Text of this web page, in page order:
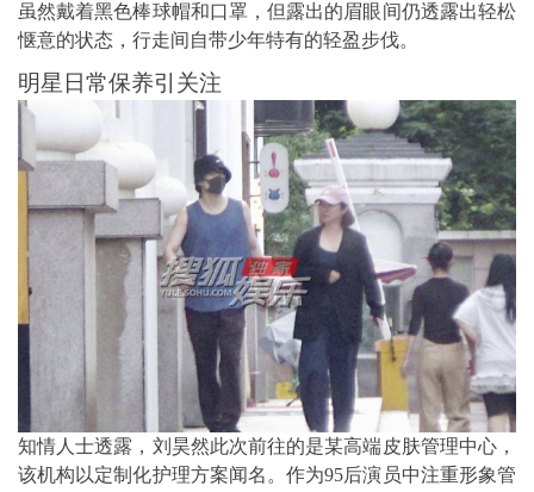
虽然戴着黑色棒球帽和口罩，但露出的眉眼间仍透露出轻松
惬意的状态，行走间自带少年特有的轻盈步伐。
明星日常保养引关注
知情人士透露，刘昊然此次前往的是某高端皮肤管理中心，
该机构以定制化护理方案闻名。作为95后演员中注重形象管